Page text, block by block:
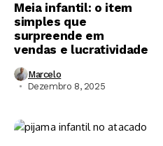
Meia infantil: o item
simples que
surpreende em
vendas e lucratividade
Marcelo
Dezembro 8, 2025